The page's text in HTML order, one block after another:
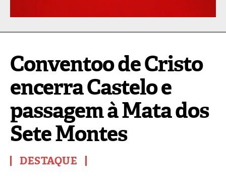
Conventoo de Cristo
encerra Castelo e
passagem à Mata dos
Sete Montes
DESTAQUE